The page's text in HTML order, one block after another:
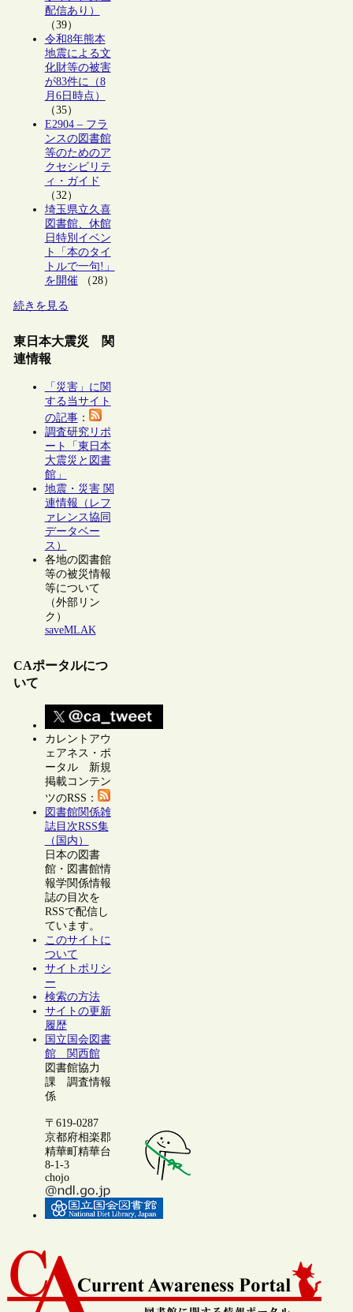
配信あり）
（39）
令和8年熊本
地震による文
化財等の被害
が83件に（8
月6日時点）
（35）
E2904 – フラ
ンスの図書館
等のためのア
クセシビリテ
ィ・ガイド
（32）
埼玉県立久喜
図書館、休館
日特別イベン
ト「本のタイ
トルで一句!」
を開催（28）
続きを見る
東日本大震災 関
連情報
「災害」に関
する当サイト
の記事：
調査研究リポ
ート「東日本
大震災と図書
館」
地震・災害 関
連情報（レフ
ァレンス協同
データベー
ス）
各地の図書館
等の被災情報
等について
（外部リン
ク）
saveMLAK
CAポータルにつ
いて
カレントアウ
ェアネス・ポ
ータル 新規
掲載コンテン
ツのRSS：
図書館関係雑
誌目次RSS集
（国内）
日本の図書
館・図書館情
報学関係情報
誌の目次を
RSSで配信し
ています。
このサイトに
ついて
サイトポリシ
ー
検索の方法
サイトの更新
履歴
国立国会図書
館 関西館
図書館協力
課 調査情報
係
〒619-0287
京都府相楽郡
精華町精華台
8-1-3
chojo